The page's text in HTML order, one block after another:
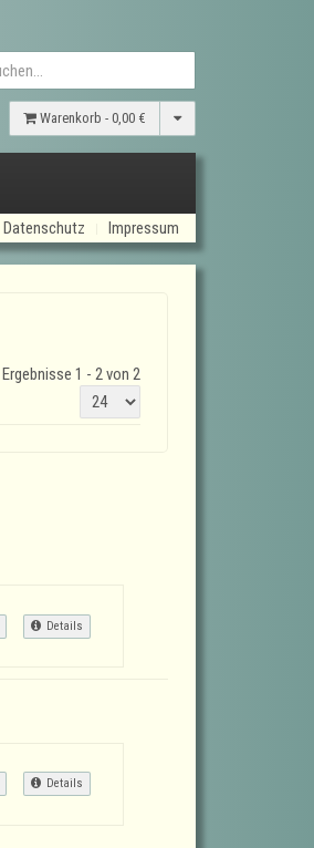
Warenkorb - 0,00 €
Datenschutz Impressum
Ergebnisse 1 - 2 von 2
Details
Details